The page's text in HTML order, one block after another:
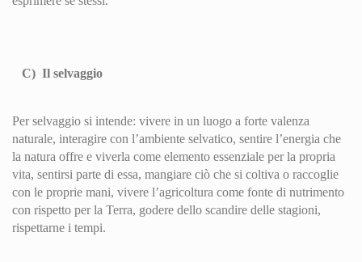
C) Il selvaggio
Per selvaggio si intende: vivere in un luogo a forte valenza
naturale, interagire con l’ambiente selvatico, sentire l’energia che
la natura offre e viverla come elemento essenziale per la propria
vita, sentirsi parte di essa, mangiare ciò che si coltiva o raccoglie
con le proprie mani, vivere l’agricoltura come fonte di nutrimento
con rispetto per la Terra, godere dello scandire delle stagioni,
rispettarne i tempi.